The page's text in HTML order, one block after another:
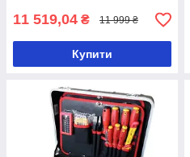
11 519,04 ₴ 11 999 ₴
Купити